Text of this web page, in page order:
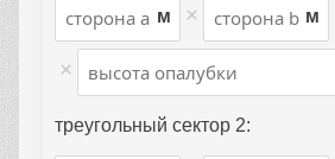
м × м
×
треугольный сектор 2: